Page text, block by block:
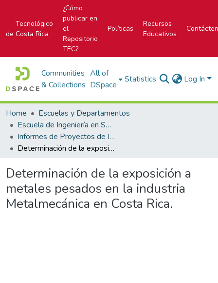
Tecnológico
de Costa Rica
¿Cómo
publicar en
el
Repositorio
TEC?
Políticas
Recursos
Educativos
Communities
& Collections
All of
DSpace
Statistics Log In
Home
Escuelas y Departamentos
Escuela de Ingeniería en Seguridad Laboral e Higiene Ambiental
Informes de Proyectos de Investigación
Determinación de la exposición a metales pesados en la industria Metalmecánica en Costa Rica.
Determinación de la exposición a
metales pesados en la industria
Metalmecánica en Costa Rica.